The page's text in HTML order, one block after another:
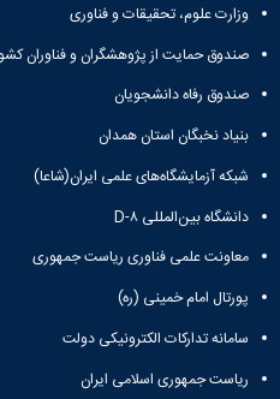
وزارت علوم، تحقیقات و فناوری
صندوق حمایت از پژوهشگران و فناوران کشور
صندوق رفاه دانشجویان
بنیاد نخبگان استان همدان
شبکه آزمایشگاه‌های علمی ایران(شاعا)
دانشگاه بین‌المللی D-۸
معاونت علمی فناوری ریاست جمهوری
پورتال امام خمینی (ره)
سامانه تدارکات الکترونیکی دولت
ریاست جمهوری اسلامی ایران